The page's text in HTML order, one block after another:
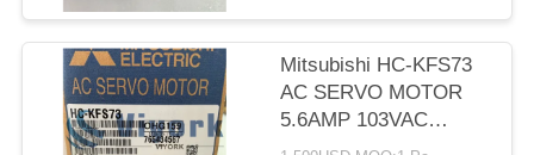
Mitsubishi HC-KFS73
AC SERVO MOTOR
5.6AMP 103VAC
3000RPM 750W 3AC